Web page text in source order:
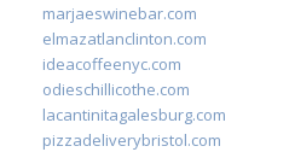
marjaeswinebar.com
elmazatlanclinton.com
ideacoffeenyc.com
odieschillicothe.com
lacantinitagalesburg.com
pizzadeliverybristol.com